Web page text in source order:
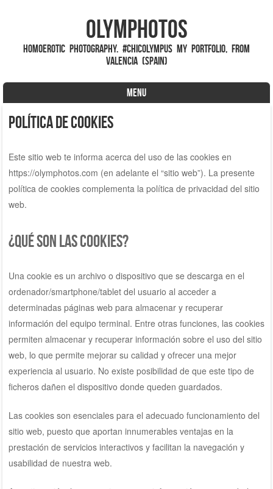
Olymphotos
Homoerotic photography. #ChicOlympus My portfolio, from
valencia (spain)
MENU
Skip to content
Política de cookies
Este sitio web te informa acerca del uso de las cookies en
https://olymphotos.com (en adelante el “sitio web”). La presente
política de cookies complementa la política de privacidad del sitio
web.
¿Qué son las cookies?
Una cookie es un archivo o dispositivo que se descarga en el
ordenador/smartphone/tablet del usuario al acceder a
determinadas páginas web para almacenar y recuperar
información del equipo terminal. Entre otras funciones, las cookies
permiten almacenar y recuperar información sobre el uso del sitio
web, lo que permite mejorar su calidad y ofrecer una mejor
experiencia al usuario. No existe posibilidad de que este tipo de
ficheros dañen el dispositivo donde queden guardados.
Las cookies son esenciales para el adecuado funcionamiento del
sitio web, puesto que aportan innumerables ventajas en la
prestación de servicios interactivos y facilitan la navegación y
usabilidad de nuestra web.